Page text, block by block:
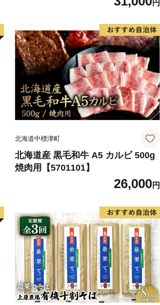
円
北海道中標津町
北海道産 黒毛和牛 A5 カルビ 500g
焼肉用【5701101】
26,000円